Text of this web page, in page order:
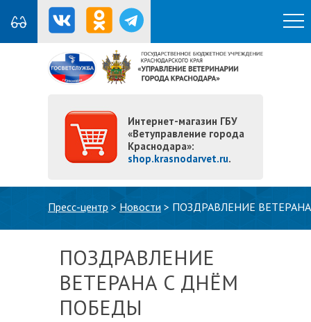
Интернет-магазин ГБУ
«Ветуправление города
Краснодара»:
shop.krasnodarvet.ru.
Пресс-центр > Новости > ПОЗДРАВЛЕНИЕ
ПОЗДРАВЛЕНИЕ
ВЕТЕРАНА С ДНЁМ
ПОБЕДЫ